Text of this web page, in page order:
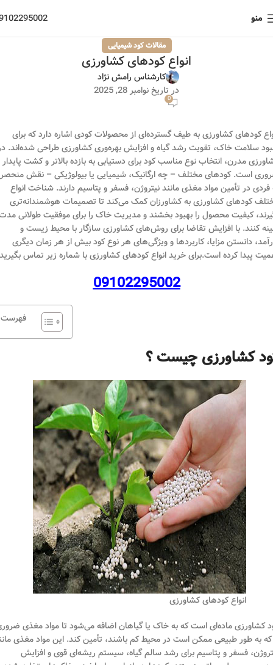
منو
مقالات کود شیمیایی
انواع کودهای کشاورزی
کارشناس رامش نژاد
در تاریخ نوامبر 28, 2025
0
کودهای کشاورزی به طیف گسترده‌ای از محصولات کودی اشاره دارد که برای
سلامت خاک، تقویت رشد گیاه و افزایش بهره‌وری کشاورزی طراحی شده‌اند.
مدرن، انتخاب نوع مناسب کود برای دستیابی به بازده بالاتر و کشت پایدار
است. کودهای مختلف – چه ارگانیک، شیمیایی یا بیولوژیکی – نقش منحصر
فردی در تأمین مواد مغذی مانند نیتروژن، فسفر و پتاسیم دارند. شناخت انواع
کودهای کشاورزی به کشاورزان کمک می‌کند تا تصمیمات هوشمندانه‌تری
کیفیت محصول را بهبود بخشند و مدیریت خاک را برای موفقیت طولانی
کنند. با افزایش تقاضا برای روش‌های کشاورزی سازگار با محیط زیست و
دانستن مزایا، کاربردها و ویژگی‌های هر نوع کود بیش از هر زمان دیگری
پیدا کرده است.برای خرید انواع کودهای کشاورزی با شماره زیر تماس
09102295002
فهرست
کشاورزی چیست ؟
انواع کودهای کشاورزی
کشاورزی ماده‌ای است که به خاک یا گیاهان اضافه می‌شود تا مواد مغذی
که به طور طبیعی ممکن است در محیط کم باشند، تأمین کند. این مواد مغذی
فسفر و پتاسیم برای رشد سالم گیاه، سیستم ریشه‌ای قوی و افزایش